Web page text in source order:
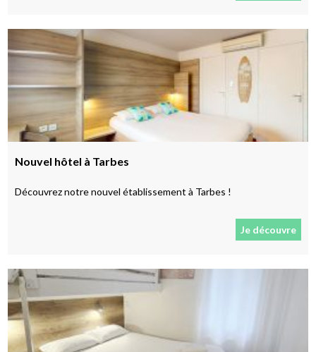
Nouvel hôtel à Tarbes
Découvrez notre nouvel établissement à Tarbes !
Je découvre